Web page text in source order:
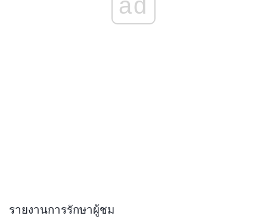
ad
รายงานการรักษาผู้ชม